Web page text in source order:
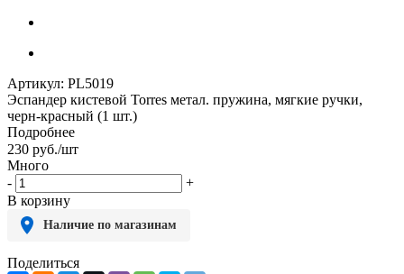
Артикул: PL5019
Эспандер кистевой Torres метал. пружина, мягкие ручки,
черн-красный (1 шт.)
Подробнее
230 руб./шт
Много
-
+
В корзину
Наличие по магазинам
Поделиться